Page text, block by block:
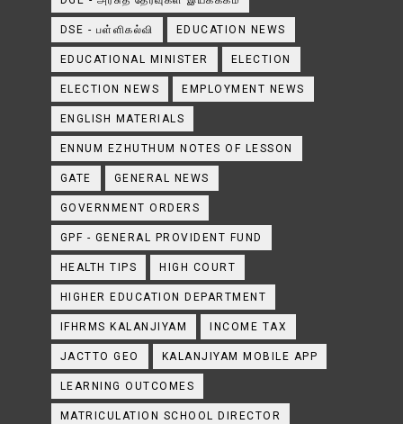
DSE - பள்ளிகல்வி EDUCATION NEWS
EDUCATIONAL MINISTER ELECTION
ELECTION NEWS EMPLOYMENT NEWS
ENGLISH MATERIALS
ENNUM EZHUTHUM NOTES OF LESSON
GATE GENERAL NEWS
GOVERNMENT ORDERS
GPF - GENERAL PROVIDENT FUND
HEALTH TIPS HIGH COURT
HIGHER EDUCATION DEPARTMENT
IFHRMS KALANJIYAM INCOME TAX
JACTTO GEO KALANJIYAM MOBILE APP
LEARNING OUTCOMES
MATRICULATION SCHOOL DIRECTOR